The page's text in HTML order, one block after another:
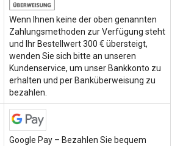
Wenn Ihnen keine der oben genannten
Zahlungsmethoden zur Verfügung steht
und Ihr Bestellwert 300 € übersteigt,
wenden Sie sich bitte an unseren
Kundenservice, um unser Bankkonto zu
erhalten und per Banküberweisung zu
bezahlen.
Google Pay – Bezahlen Sie bequem